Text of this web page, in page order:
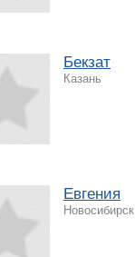
Бекзат
Казань
Евгения
Новосибирск